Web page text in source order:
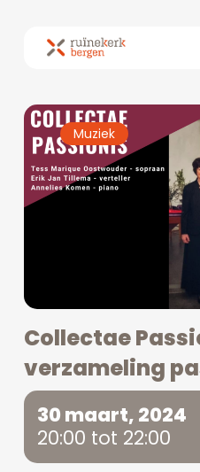
Muziek
Collectae
verzameling
30 maart, 2024
20:00 tot 22:00